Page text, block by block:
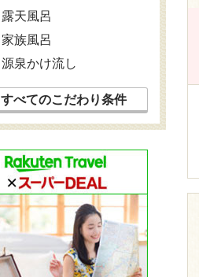
露天風呂
家族風呂
源泉かけ流し
すべてのこだわり条件